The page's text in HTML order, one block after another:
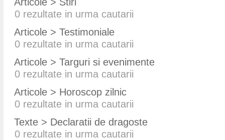
0 rezultate in urma cautarii
Articole > Testimoniale
0 rezultate in urma cautarii
Articole > Targuri si evenimente
0 rezultate in urma cautarii
Articole > Horoscop zilnic
0 rezultate in urma cautarii
Texte > Declaratii de dragoste
0 rezultate in urma cautarii